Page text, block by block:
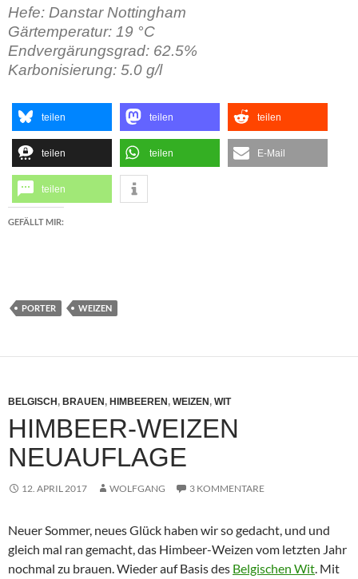
Hefe: Danstar Nottingham
Gärtemperatur: 19 °C
Endvergärungsgrad: 62.5%
Karbonisierung: 5.0 g/l
teilen teilen teilen
teilen teilen E-Mail
teilen
GEFÄLLT MIR:
PORTER WEIZEN
BELGISCH, BRAUEN, HIMBEEREN, WEIZEN, WIT
HIMBEER-WEIZEN
NEUAUFLAGE
12. APRIL 2017 WOLFGANG 3 KOMMENTARE
Neuer Sommer, neues Glück haben wir so gedacht, und und
gleich mal ran gemacht, das Himbeer-Weizen vom letzten Jahr
nochmal zu brauen. Wieder auf Basis des Belgischen Wit . Mit